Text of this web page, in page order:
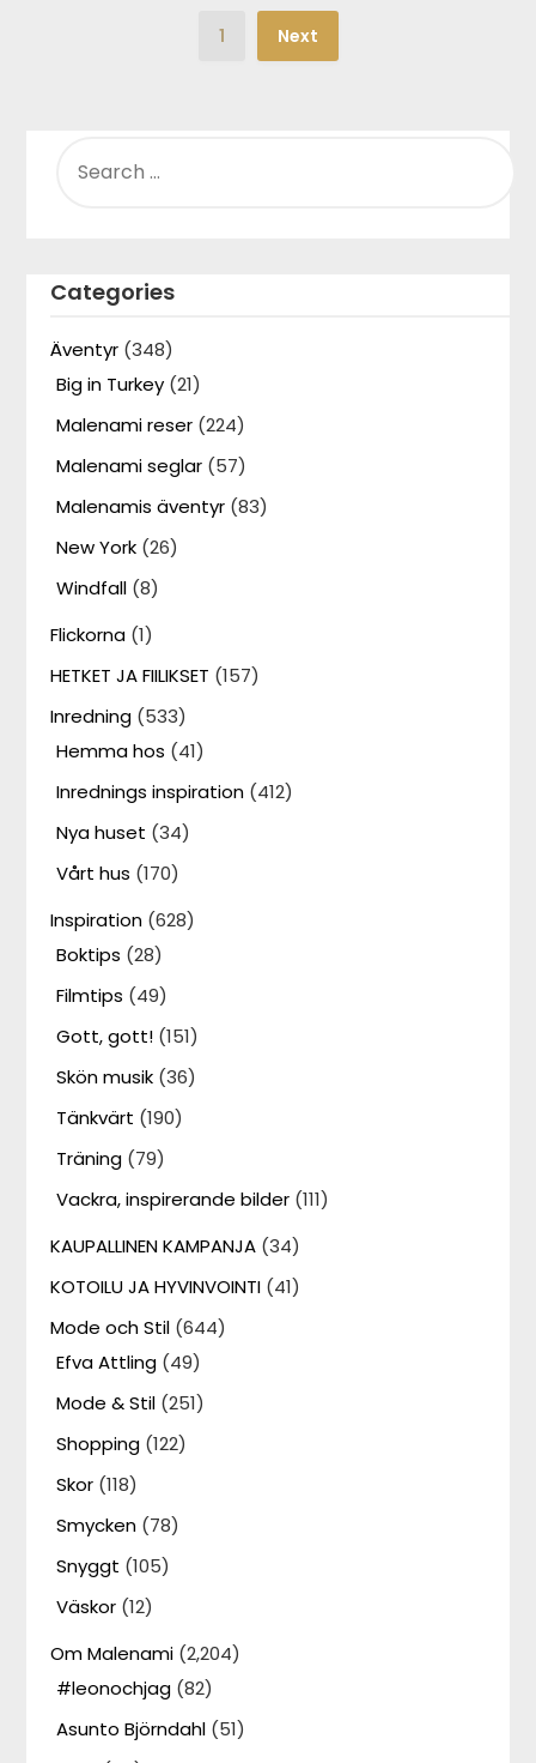
1 Next
FOR:
Categories
Äventyr (348)
Big in Turkey (21)
Malenami reser (224)
Malenami seglar (57)
Malenamis äventyr (83)
New York (26)
Windfall (8)
Flickorna (1)
HETKET JA FIILIKSET (157)
Inredning (533)
Hemma hos (41)
Inrednings inspiration (412)
Nya huset (34)
Vårt hus (170)
Inspiration (628)
Boktips (28)
Filmtips (49)
Gott, gott! (151)
Skön musik (36)
Tänkvärt (190)
Träning (79)
Vackra, inspirerande bilder (111)
KAUPALLINEN KAMPANJA (34)
KOTOILU JA HYVINVOINTI (41)
Mode och Stil (644)
Efva Attling (49)
Mode & Stil (251)
Shopping (122)
Skor (118)
Smycken (78)
Snyggt (105)
Väskor (12)
Om Malenami (2,204)
#leonochjag (82)
Asunto Björndahl (51)